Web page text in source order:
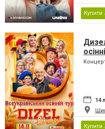
Купити
14
Купити